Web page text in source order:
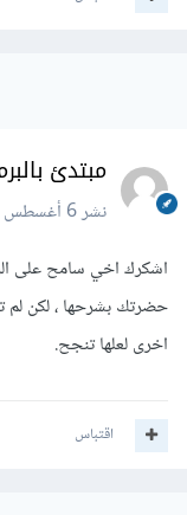
مبتدئ
نشر6 أغسطس 2022
اشكرك اخي سامح على
حضرتك بشرحها ، لكن لم
اخرى لعلها تنجح.
اقتباس